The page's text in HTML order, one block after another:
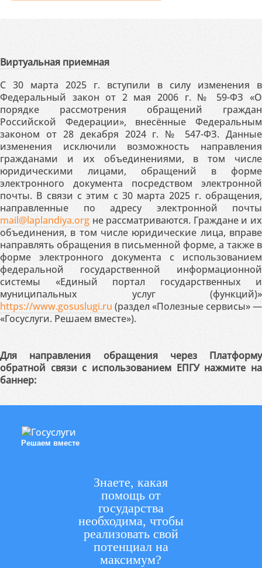
Виртуальная приемная
С 30 марта 2025 г. вступили в силу изменения в
Федеральный закон от 2 мая 2006 г. № 59-ФЗ «О
порядке рассмотрения обращений граждан
Российской Федерации», внесённые Федеральным
законом от 28 декабря 2024 г. № 547-ФЗ. Данные
изменения исключили возможность направления
гражданами и их объединениями, в том числе
юридическими лицами, обращений в форме
электронного документа посредством электронной
почты. В связи с этим с 30 марта 2025 г. обращения,
направленные по адресу электронной почты
mail@laplandiya.org не рассматриваются. Граждане и их
объединения, в том числе юридические лица, вправе
направлять обращения в письменной форме, а также в
форме электронного документа с использованием
федеральной государственной информационной
системы «Единый портал государственных и
муниципальных услуг (функций)»
https://www.gosuslugi.ru (раздел «Полезные сервисы» —
«Госуслуги. Решаем вместе»).
Для направления обращения через Платформу
обратной связи с использованием ЕПГУ нажмите на
баннер:
Решаем вместе
Знаете, какая
помощь от
государства
необходима, чтобы
реализовать свой
потенциал на
максимум?